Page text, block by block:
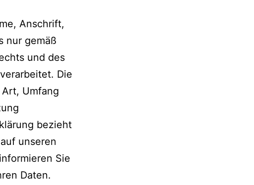
Anschrift,
nur gemäß
und des
Die
Umfang
bezieht
unseren
Sie
Daten.